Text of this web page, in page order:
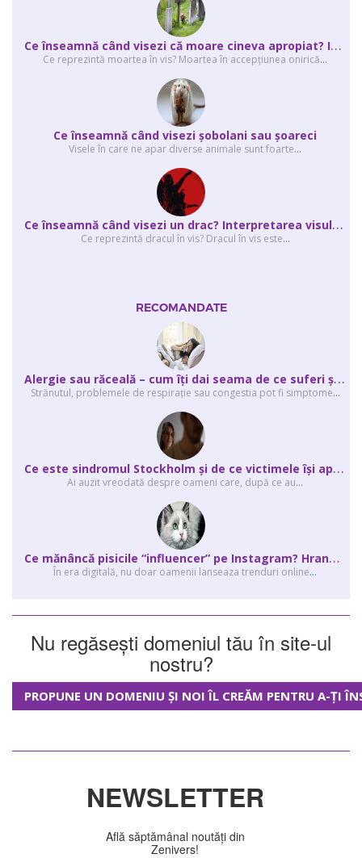
C
e înseamnă când visezi că moare cineva apropiat? Interpretarea visului în ...
Ce reprezintă moartea în vis? Moartea în accepţiunea onirică...
Ce înseamnă când visezi şobolani sau şoareci
Visele în care ne apar diverse animale sunt foarte...
C
e înseamnă când visezi un drac? Interpretarea visului în care apar unul sau...
Ce reprezintă dracul în vis? Dracul în vis este...
RECOMANDATE
A
lergie sau răceală – cum îţi dai seama de ce suferi și de ce conteaz...
Strănutul, problemele de respirație sau congestia pot fi simptome...
C
e este sindromul Stockholm și de ce victimele își apără agresorii.
Ai auzit vreodată despre oameni care, după ce au...
C
e mănâncă pisicile “influencer” pe Instagram? Hrana lor virală
În era digitală, nu doar oamenii lanseaza trenduri online...
Nu regăsești domeniul tău în site-ul
nostru?
PROPUNE UN DOMENIU ȘI NOI ÎL CREĂM PENTRU A-ȚI
NEWSLETTER
Află săptămânal noutăți din
Zenivers!